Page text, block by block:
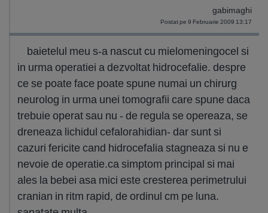
gabimaghi
Postat pe 9 Februarie 2009 13:17
baietelul meu s-a nascut cu mielomeningocel si
in urma operatiei a dezvoltat hidrocefalie. despre
ce se poate face poate spune numai un chirurg
neurolog in urma unei tomografii care spune daca
trebuie operat sau nu - de regula se opereaza, se
dreneaza lichidul cefalorahidian- dar sunt si
cazuri fericite cand hidrocefalia stagneaza si nu e
nevoie de operatie.ca simptom principal si mai
ales la bebei asa mici este cresterea perimetrului
cranian in ritm rapid, de ordinul cm pe luna.